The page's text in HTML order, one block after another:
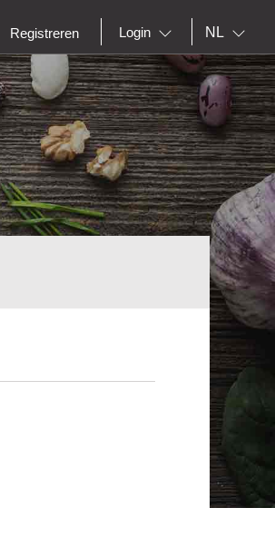
Registreren Login NL